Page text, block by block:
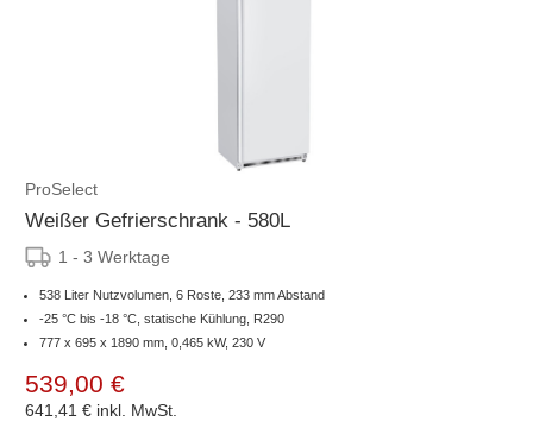
ProSelect
Weißer Gefrierschrank - 580L
1 - 3 Werktage
538 Liter Nutzvolumen, 6 Roste, 233 mm Abstand
-25 °C bis -18 °C, statische Kühlung, R290
777 x 695 x 1890 mm, 0,465 kW, 230 V
539,00 €
641,41 € inkl. MwSt.